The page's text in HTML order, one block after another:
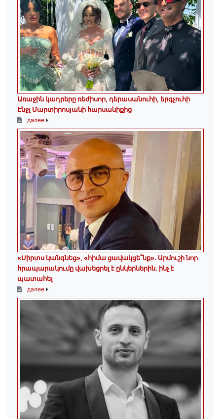
Առաջին կադրերը ռեժիսոր, դերասանուհի, երգչուհի
Էնջլ Մարտիրոսյանի հարսանիքից
далее
«Սիրտս կանգնեց», «հիմա ցավակցե՞նք». Արմուշի նոր
հրապարակումը վախեցրել է ընկերներին. ինչ է
պատահել
далее